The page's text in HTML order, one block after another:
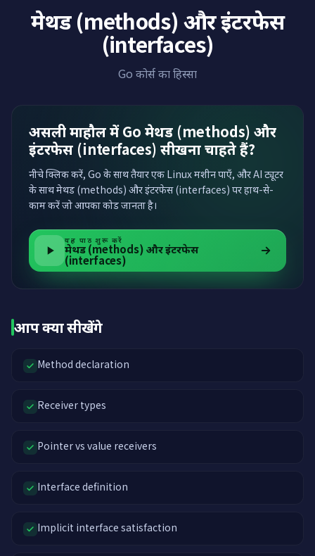
मेथड (methods) और इंटरफेस
(interfaces)
Go कोर्स का हिस्सा
असली माहौल में Go मेथड (methods) और
इंटरफेस (interfaces) सीखना चाहते हैं?
नीचे क्लिक करें, Go के साथ तैयार एक Linux मशीन पाएँ, और AI ट्यूटर
के साथ मेथड (methods) और इंटरफेस (interfaces) पर हाथ-से-
काम करें जो आपका कोड जानता है।
यह पाठ शुरू करें
मेथड (methods) और इंटरफेस
(interfaces)
आप क्या सीखेंगे
Method declaration
Receiver types
Pointer vs value receivers
Interface definition
Implicit interface satisfaction